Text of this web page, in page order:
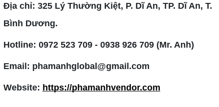
Địa chỉ: 325 Lý Thường Kiệt, P. Dĩ An, TP. Dĩ An, T.
Bình Dương.
Hotline: 0972 523 709 - 0938 926 709 (Mr. Anh)
Email: phamanhglobal@gmail.com
Website: https://phamanhvendor.com